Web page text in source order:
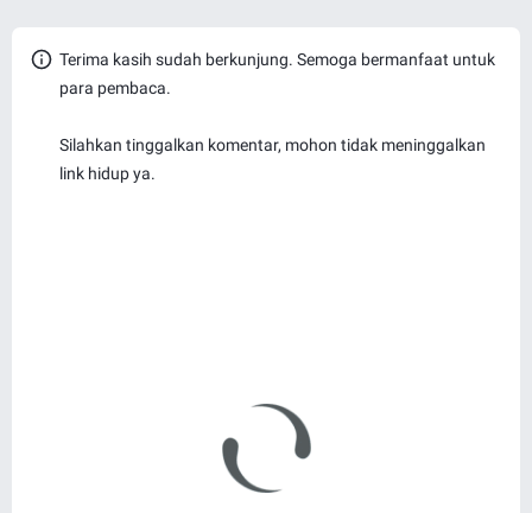
Terima kasih sudah berkunjung. Semoga bermanfaat untuk
para pembaca.
Silahkan tinggalkan komentar, mohon tidak meninggalkan
link hidup ya.